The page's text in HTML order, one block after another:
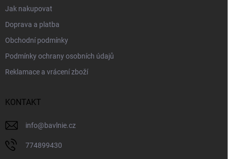
Jak nakupovat
Doprava a platba
Obchodní podmínky
Podmínky ochrany osobních údajů
Reklamace a vrácení zboží
KONTAKT
info@bavlnie.cz
774899430